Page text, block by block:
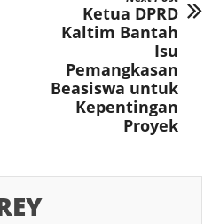
Ketua DPRD
Kaltim Bantah
Isu
Pemangkasan
Beasiswa untuk
Kepentingan
Proyek